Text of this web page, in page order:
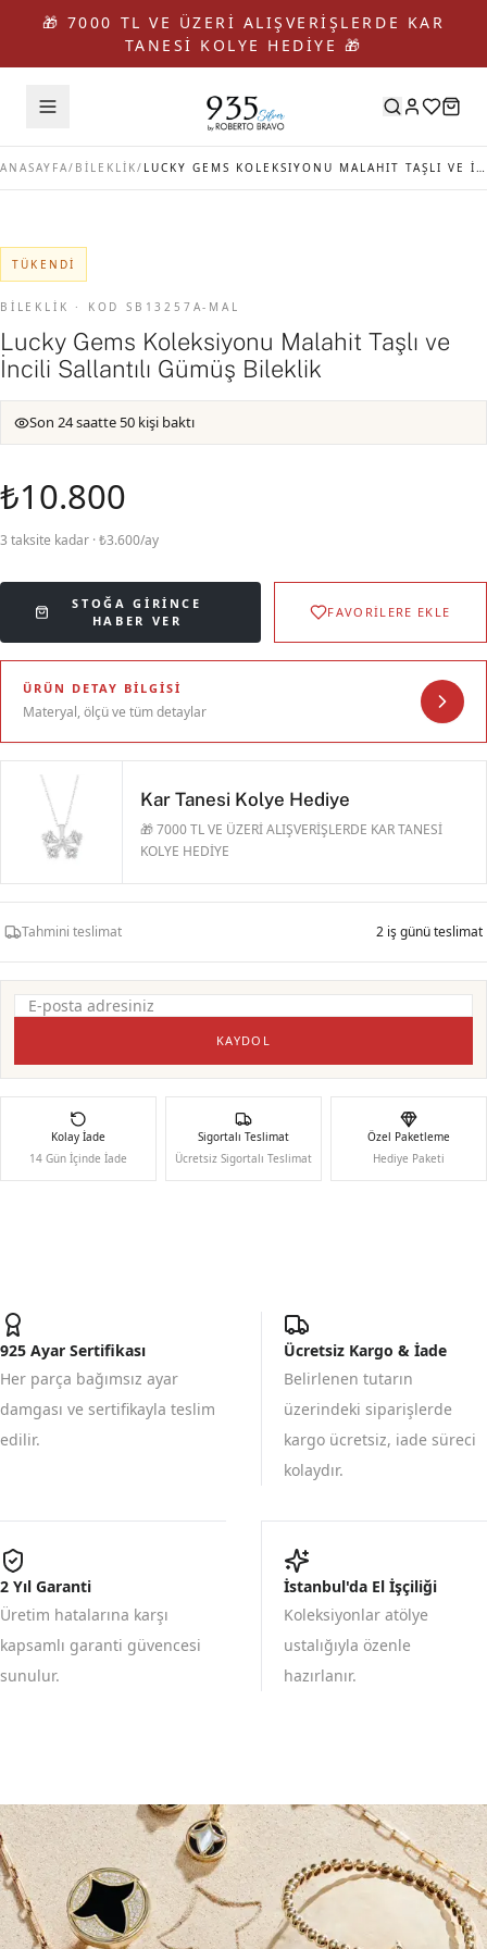
🎁 7000 TL VE ÜZERİ ALIŞVERİŞLERDE KAR
TANESİ KOLYE HEDİYE 🎁
ANASAYFA/ BİLEKLİK/ LUCKY GEMS KOLEKSIYONU MALAHIT TAŞLI VE İNCILI SALLANTILI GÜMÜŞ BILEKLIK
TÜKENDI
BİLEKLİK · KOD SB13257A-MAL
Lucky Gems Koleksiyonu Malahit Taşlı ve
İncili Sallantılı Gümüş Bileklik
Son 24 saatte 50 kişi baktı
₺10.800
3 taksite kadar · ₺3.600/ay
STOĞA GIRINCE
HABER VER
FAVORİLERE EKLE
ÜRÜN DETAY BILGISI
Materyal, ölçü ve tüm detaylar
Kar Tanesi Kolye Hediye
🎁 7000 TL VE ÜZERİ ALIŞVERİŞLERDE KAR TANESİ
KOLYE HEDİYE
Tahmini teslimat 2 iş günü teslimat
KAYDOL
Kolay İade
14 Gün İçinde İade
Sigortalı Teslimat
Ücretsiz Sigortalı Teslimat
Özel Paketleme
Hediye Paketi
925 Ayar Sertifikası
Her parça bağımsız ayar
damgası ve sertifikayla teslim
edilir.
Ücretsiz Kargo & İade
Belirlenen tutarın
üzerindeki siparişlerde
kargo ücretsiz, iade süreci
kolaydır.
2 Yıl Garanti
Üretim hatalarına karşı
kapsamlı garanti güvencesi
sunulur.
İstanbul'da El İşçiliği
Koleksiyonlar atölye
ustalığıyla özenle
hazırlanır.